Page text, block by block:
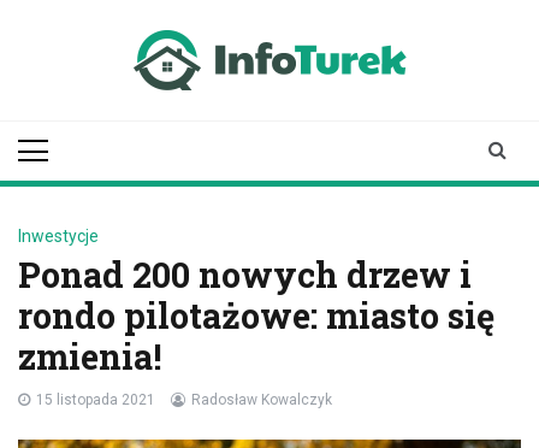
Inwestycje
Ponad 200 nowych drzew i
rondo pilotażowe: miasto się
zmienia!
15 listopada 2021 Radosław Kowalczyk